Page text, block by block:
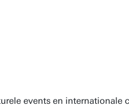
events en internationale